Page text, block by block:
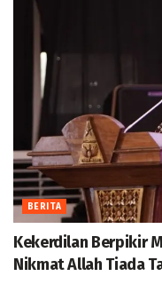
BERITA
Kekerdilan Berpikir
Nikmat Allah Tiada